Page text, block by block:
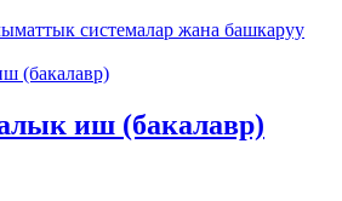
системалар жана башкаруу
иш (бакалавр)